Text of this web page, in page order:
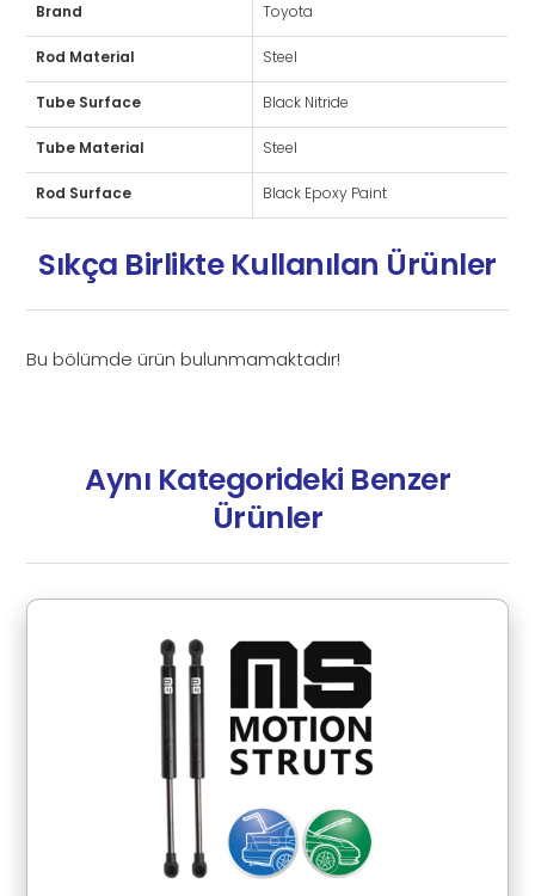
Brand Toyota
Rod Material Steel
Tube Surface Black Nitride
Tube Material Steel
Rod Surface Black Epoxy Paint
Sıkça Birlikte Kullanılan Ürünler
Bu bölümde ürün bulunmamaktadır!
Aynı Kategorideki Benzer
Ürünler